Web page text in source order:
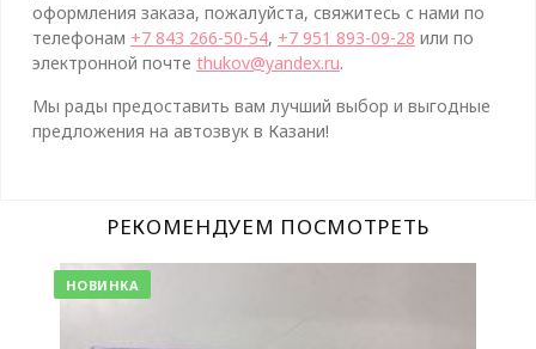
оформления заказа, пожалуйста, свяжитесь с нами по
телефонам +7 843 266-50-54, +7 951 893-09-28 или по
электронной почте thukov@yandex.ru.
Мы рады предоставить вам лучший выбор и выгодные
предложения на автозвук в Казани!
РЕКОМЕНДУЕМ ПОСМОТРЕТЬ
НОВИНКА